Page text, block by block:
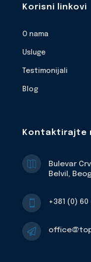
Korisni linkovi
O nama
Usluge
Testimonijali
Blog
Kontaktirajte

Bulevar
Belvil,
 +381 (0) 60
